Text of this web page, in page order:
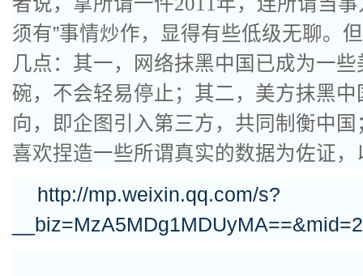
须有”事情炒作，显得有些低级无聊。
几点：其一，网络抹黑中国已成为一
碗，不会轻易停止；其二，美方抹黑
向，即企图引入第三方，共同制衡中
喜欢捏造一些所谓真实的数据为佐证
http://mp.weixin.qq.com/s?